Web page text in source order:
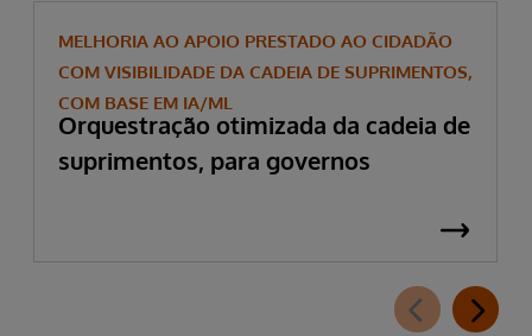
MELHORIA AO APOIO PRESTADO AO CIDADÃO
COM VISIBILIDADE DA CADEIA DE SUPRIMENTOS,
COM BASE EM IA/ML
Orquestração otimizada da cadeia de
suprimentos, para governos